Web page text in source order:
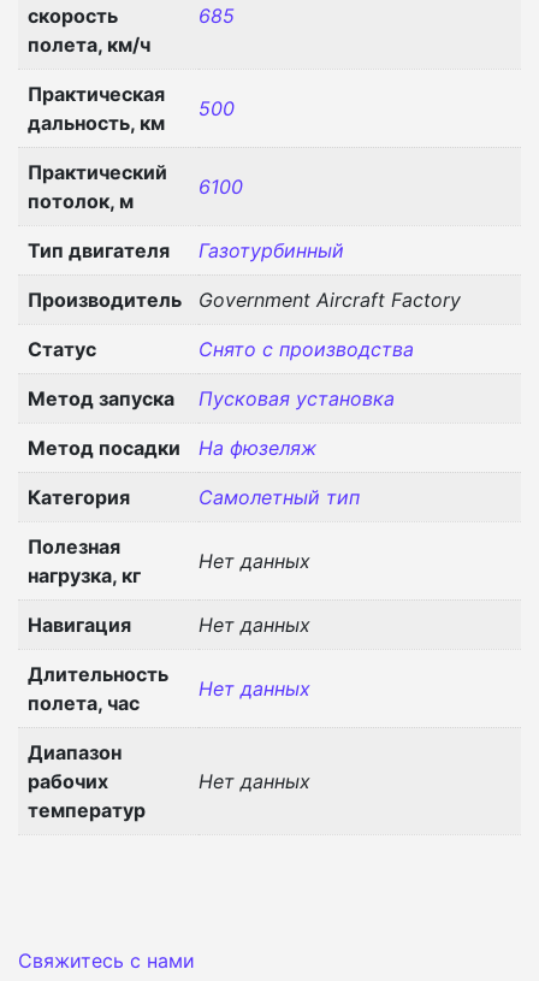
скорость
полета, км/ч
685
Практическая
дальность, км
500
Практический
потолок, м
6100
Тип двигателя Газотурбинный
Производитель Government Aircraft Factory
Статус Снято с производства
Метод запуска Пусковая установка
Метод посадки На фюзеляж
Категория Самолетный тип
Полезная
нагрузка, кг
Нет данных
Навигация Нет данных
Длительность
полета, час
Нет данных
Диапазон
рабочих
температур
Нет данных
Свяжитесь с нами